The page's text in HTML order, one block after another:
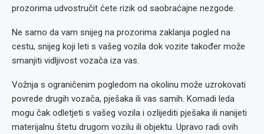
prozorima udvostručit ćete rizik od saobraćajne nezgode.
Ne samo da vam snijeg na prozorima zaklanja pogled na
cestu, snijeg koji leti s vašeg vozila dok vozite također može
smanjiti vidljivost vozača iza vas.
Vožnja s ograničenim pogledom na okolinu može uzrokovati
povrede drugih vozača, pješaka ili vas samih. Komadi leda
mogu čak odletjeti s vašeg vozila i ozlijediti pješaka ili nanijeti
materijalnu štetu drugom vozilu ili objektu. Upravo radi ovih